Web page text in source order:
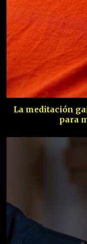
La meditación
para